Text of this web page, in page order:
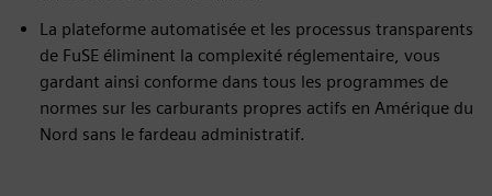
La plateforme automatisée et les processus transparents
de FuSE éliminent la complexité réglementaire, vous
gardant ainsi conforme dans tous les programmes de
normes sur les carburants propres actifs en Amérique du
Nord sans le fardeau administratif.